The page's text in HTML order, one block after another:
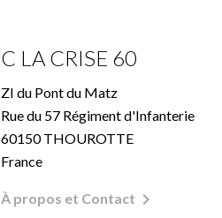
C LA CRISE 60
ZI du Pont du Matz
Rue du 57 Régiment d'Infanterie
60150 THOUROTTE
France
À propos et Contact 